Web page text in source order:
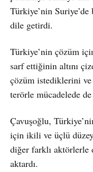
Türkiye’nin
dile getirdi.
Türkiye’nin çözüm
sarf ettiğinin altını
çözüm istediklerini
terörle mücadelede
Çavuşoğlu,
için ikili ve üçlü
diğer farklı aktörlerle
aktardı.